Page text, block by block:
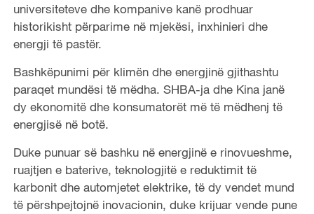
universiteteve dhe kompanive kanë prodhuar
historikisht përparime në mjekësi, inxhinieri dhe
energji të pastër.
Bashkëpunimi për klimën dhe energjinë gjithashtu
paraqet mundësi të mëdha. SHBA-ja dhe Kina janë
dy ekonomitë dhe konsumatorët më të mëdhenj të
energjisë në botë.
Duke punuar së bashku në energjinë e rinovueshme,
ruajtjen e baterive, teknologjitë e reduktimit të
karbonit dhe automjetet elektrike, të dy vendet mund
të përshpejtojnë inovacionin, duke krijuar vende pune